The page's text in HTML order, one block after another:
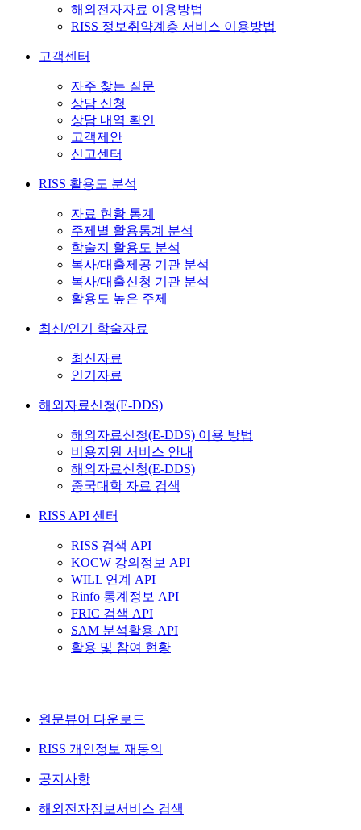
해외전자자료 이용방법
RISS 정보취약계층 서비스 이용방법
고객센터
자주 찾는 질문
상담 신청
상담 내역 확인
고객제안
신고센터
RISS 활용도 분석
자료 현황 통계
주제별 활용통계 분석
학술지 활용도 분석
복사/대출제공 기관 분석
복사/대출신청 기관 분석
활용도 높은 주제
최신/인기 학술자료
최신자료
인기자료
해외자료신청(E-DDS)
해외자료신청(E-DDS) 이용 방법
비용지원 서비스 안내
해외자료신청(E-DDS)
중국대학 자료 검색
RISS API 센터
RISS 검색 API
KOCW 강의정보 API
WILL 연계 API
Rinfo 통계정보 API
FRIC 검색 API
SAM 분석활용 API
활용 및 참여 현황
원문뷰어 다운로드
RISS 개인정보 재동의
공지사항
해외전자정보서비스 검색